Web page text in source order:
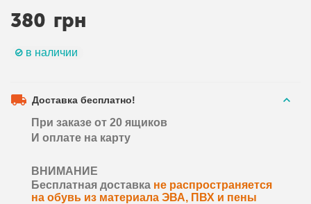
380 грн
в наличии
Доставка бесплатно!
При заказе от 20 ящиков
И оплате на карту
ВНИМАНИЕ
Бесплатная доставка не распространяется
на обувь из материала ЭВА, ПВХ и пены